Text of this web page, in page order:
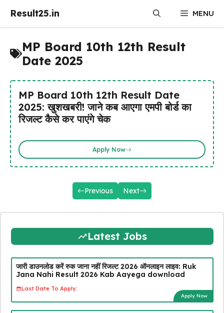
Result25.in MENU
MP Board 10th 12th Result
Date 2025
MP Board 10th 12th Result Date
2025: खुशखबरी! जाने कब आएगा एमपी बोर्ड का
रिजल्ट कैसे कर पाएंगे चेक
Apply Now
Previous Next
Latest Jobs
जारी डाउनलोड करें रुक जाना नहीं रिजल्ट 2026 ऑनलाइन लाइव: Ruk
Jana Nahi Result 2026 Kab Aayega download
Last Date To Apply:
Apply Now